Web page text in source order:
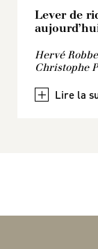
Lever de
Hervé
Christophe
+
Remix
+
Orchestre
+